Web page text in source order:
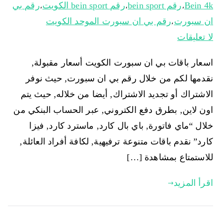
Bein 4k، رقم bein sport ،رقم bein sport الكويت ،رقم بي
ان سبورت ،رقم بي ان سبورت الموحد الكويت
لا تعليقات
اسعار باقات بي ان سبورت الكويت أسعار مقبولة,
نقدمها لكم من خلال رقم بي ان سبورت, حيث نوفر
الاشتراك أو تجديد الاشتراك, أيضا من خلاله, حيث يتم
اون لاين, بطرق دفع الكتروني, عبر الحساب البنكي من
خلال “ماي فاتورة, باي بال كارد, ماسترد كارد, فيزا
كارد” نقدم باقات متنوعة ترفيهية, لكافة أفراد العائلة,
للاستمتاع بمشاهدة […]
اقرأ المزيد